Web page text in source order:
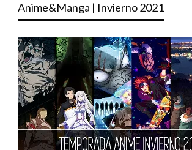
Anime&Manga | Invierno 2021